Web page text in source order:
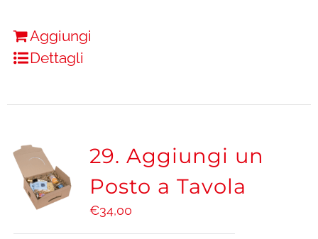
Aggiungi
Dettagli
29. Aggiungi un
Posto a Tavola
€34,00